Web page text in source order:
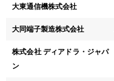
大東通信機株式会社
大同端子製造株式会社
株式会社 ディアドラ・ジャパ
ン